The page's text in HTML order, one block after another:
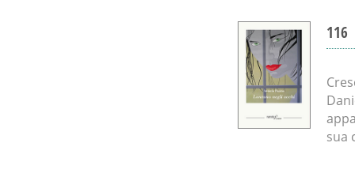
116
sua